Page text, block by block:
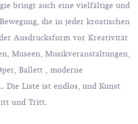
bringt auch eine vielfältige und
die in jeder kroatischen
Ausdrucksform vor Kreativität
Museen, Musikveranstaltungen,
Ballett , moderne
Die Liste ist endlos, und Kunst
und Tritt.